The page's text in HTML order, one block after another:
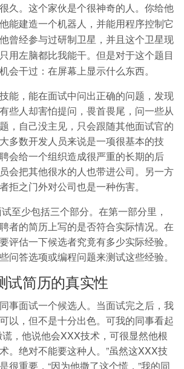
久。这个家伙是个很神奇的人。你给他
能建造一个机器人，并能用程序控制它
曾经参与过研制卫星，并且这个卫星现
用左脑都比我能干。但是对于这个题目
会干过：在屏幕上显示什么东西。
能，能在面试中问出正确的问题，发现
些人却害怕提问，畏首畏尾，问一些从
，自己没主见，只会跟随其他面试官的
多数开发人员来说是一项很基本的技
会给一个组织造成很严重的长期的后
会把其他很水的人也带进公司。另一方
拒之门外对公司也是一种伤害。
至少包括三个部分。在第一部分里，
者的简历上写的是否符合实际情况。在
评估一下候选者究竟有多少实际经验。
问答选项或编程问题来测试这些经验。
试简历的真实性
事面试一个候选人。当面试完之后，我
以，但不是十分出色。可我的同事看起
，他说他会XXX技术，可很显然他根
。绝对不能要这种人。”虽然这XXX技
很重要，“因为他撒了这个慌，”我的同